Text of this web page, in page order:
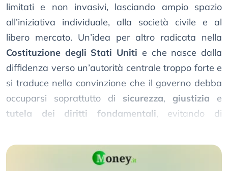
limitati e non invasivi, lasciando ampio spazio
all’iniziativa individuale, alla società civile e al
libero mercato. Un’idea per altro radicata nella
Costituzione degli Stati Uniti e che nasce dalla
diffidenza verso un’autorità centrale troppo forte e
si traduce nella convinzione che il governo debba
occuparsi soprattutto di sicurezza, giustizia e
tutela dei diritti fondamentali, evitando di